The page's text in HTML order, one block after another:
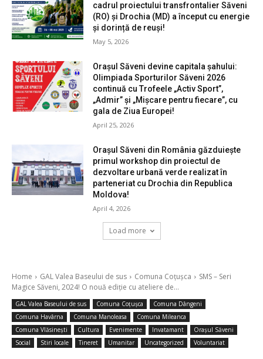
cadrul proiectului transfrontalier Săveni
(RO) și Drochia (MD) a început cu energie
și dorință de reuși!
May 5, 2026
Orașul Săveni devine capitala șahului:
Olimpiada Sporturilor Săveni 2026
continuă cu Trofeele „Activ Sport”,
„Admir” și „Mișcare pentru fiecare”, cu
gala de Ziua Europei!
April 25, 2026
Orașul Săveni din România găzduiește
primul workshop din proiectul de
dezvoltare urbană verde realizat în
parteneriat cu Drochia din Republica
Moldova!
April 4, 2026
Load more